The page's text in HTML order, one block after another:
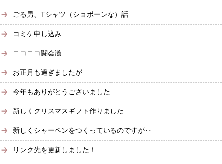
ごる男、Tシャツ（ショボーンな）話
コミケ申し込み
ニコニコ闘会議
お正月も過ぎましたが
今年もありがとうございました
新しくクリスマスギフト作りました
新しくシャーペンをつくっているのですが‥
リンク先を更新しました！